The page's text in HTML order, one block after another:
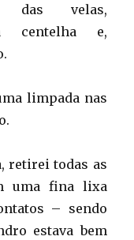
das velas,
centelha e,
limpada nas
retirei todas as
uma fina lixa
– sendo
estava bem